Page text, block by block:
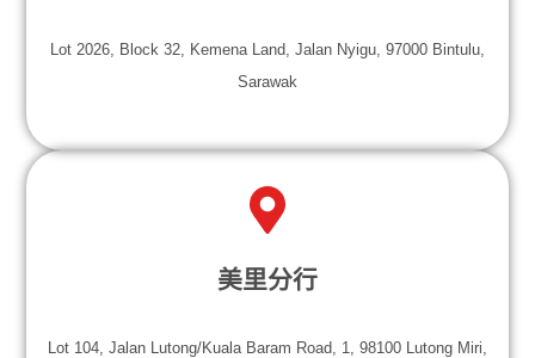
Lot 2026, Block 32, Kemena Land, Jalan Nyigu, 97000 Bintulu,
Sarawak
美里分行
Lot 104, Jalan Lutong/Kuala Baram Road, 1, 98100 Lutong Miri,